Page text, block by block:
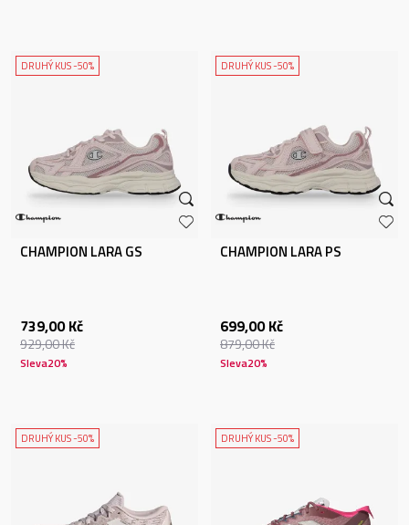
DRUHÝ KUS -50%
CHAMPION LARA GS
739,00 Kč
929,00Kč
Sleva20%
DRUHÝ KUS -50%
CHAMPION LARA PS
699,00 Kč
879,00Kč
Sleva20%
DRUHÝ KUS -50% DRUHÝ KUS -50%